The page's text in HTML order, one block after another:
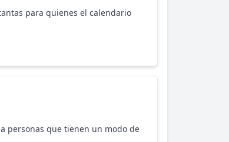
para quienes el calendario
personas que tienen un modo de